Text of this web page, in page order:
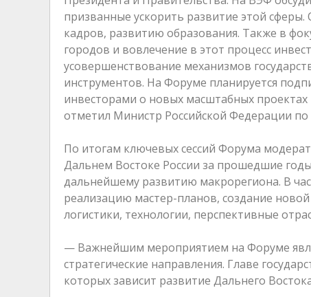
призванные ускорить развитие этой
кадров, развитию образования. Также в
городов и вовлечение в этот процесс
усовершенствование механизмов
инструментов. На Форуме планируется
инвесторами о новых масштабных проектах
отметил Министр Российской Федерации
По итогам ключевых сессий Форума
Дальнем Востоке России за прошедшие
дальнейшему развитию макрорегиона. В
реализацию мастер-планов, создание
логистики, технологии, перспективные
— Важнейшим мероприятием на Форуме
стратегические направления. Главе
которых зависит развитие Дальнего